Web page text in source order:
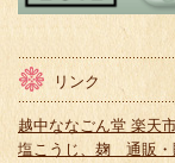
リンク
越中ななごん堂 楽天
塩こうじ、麹 通販・